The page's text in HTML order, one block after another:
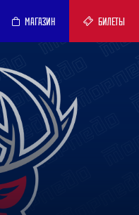
МАГАЗИН БИЛЕТЫ